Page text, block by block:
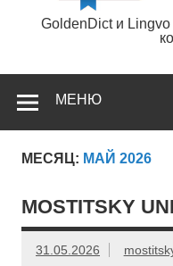
GoldenDict и
МЕНЮ
МЕСЯЦ: МАЙ 2026
MOSTITSKY
31.05.2026